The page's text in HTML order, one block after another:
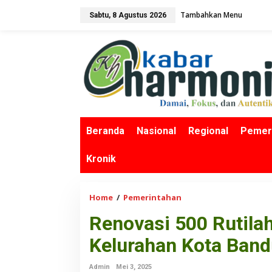
Sabtu, 8 Agustus 2026 Tambahkan Menu
Beranda Nasional Regional
Kronik
Home / Pemerintahan
n
o
v
Renovasi 500
Kelurahan Kota
Admin
Mei 3, 2025